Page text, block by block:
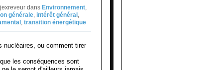
dans Environnement,
générale, intérêt général ,
, transition énergétique
les conséquences sont